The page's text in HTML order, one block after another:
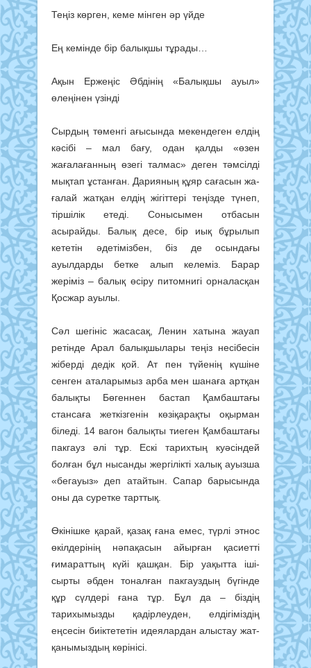
Теңіз көрген, кеме мінген әр үйде
Ең кемінде бір балықшы тұрады…
Ақын Ержеңіс Әбдінің «Балықшы ауыл»
өлеңінен үзінді
Сырдың төменгі ағысында мекен­деген елдің
кәсібі – мал бағу, одан қалды «өзен
жағалағанның өзегі талмас» деген тәмсілді
мықтап ұс­танған. Дарияның құяр сағасын жа­
ғалай жатқан елдің жігіттері теңізде түнеп,
тіршілік етеді. Сонысымен от­басын
асырайды. Балық десе, бір иық бұрылып
кететін әдетімізбен, біз де осындағы
ауылдарды бетке алып келеміз. Барар
жеріміз – балық өсіру питомнигі орналасқан
Қосжар ауылы.
Сәл шегініс жасасақ, Ленин хатына жауап
ретінде Арал балықшылары теңіз несібесін
жіберді дедік қой. Ат пен түйенің күшіне
сенген ата­ла­рымыз арба мен шанаға арт­қан
балықты Бөгеннен бастап Қамбаш­та­ғы
стансаға жеткізгенін көзіқарақ­ты оқырман
біледі. 14 вагон балықты тиеген Қамбаштағы
пакгауз әлі тұр. Ескі тарихтың куәсіндей
болған бұл нысанды жергілікті халық ауызша
«бегауыз» деп атайтын. Сапар бары­сында
оны да суретке тарттық.
Өкі­нішке қарай, қазақ ғана емес, түрлі этнос
өкілдерінің нәпақасын айырған қасиетті
ғимараттың күйі қашқан. Бір уақытта іші-
сырты әбден тоналған пакгауздың бүгінде
құр сүлдері ғана тұр. Бұл да – біздің
тарихымызды қадірлеуден, елдігіміздің
еңсесін биік­тететін идеялардан алыстау жат­
қанымыздың көрінісі.